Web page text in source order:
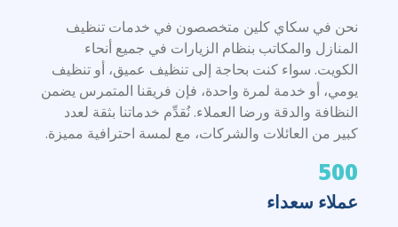
نحن في سكاي كلين متخصصون في خدمات تنظيف
المنازل والمكاتب بنظام الزيارات في جميع أنحاء
الكويت. سواء كنت بحاجة إلى تنظيف عميق، أو تنظيف
يومي، أو خدمة لمرة واحدة، فإن فريقنا المتمرس يضمن
النظافة والدقة ورضا العملاء. نُقدِّم خدماتنا بثقة لعدد
كبير من العائلات والشركات، مع لمسة احترافية مميزة.
500
عملاء سعداء